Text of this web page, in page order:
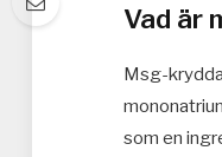
Vad är
Msg-
som en